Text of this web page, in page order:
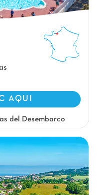
Normandie
AQUI
del Desembarco